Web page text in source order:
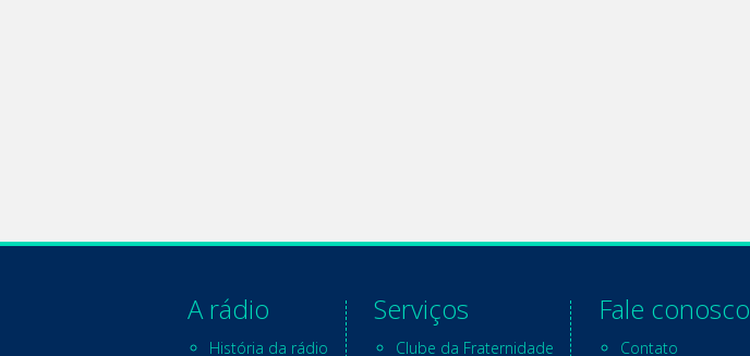
A rádio
História da rádio
Serviços
Clube da Fraternidade
Fale conosco
Contato